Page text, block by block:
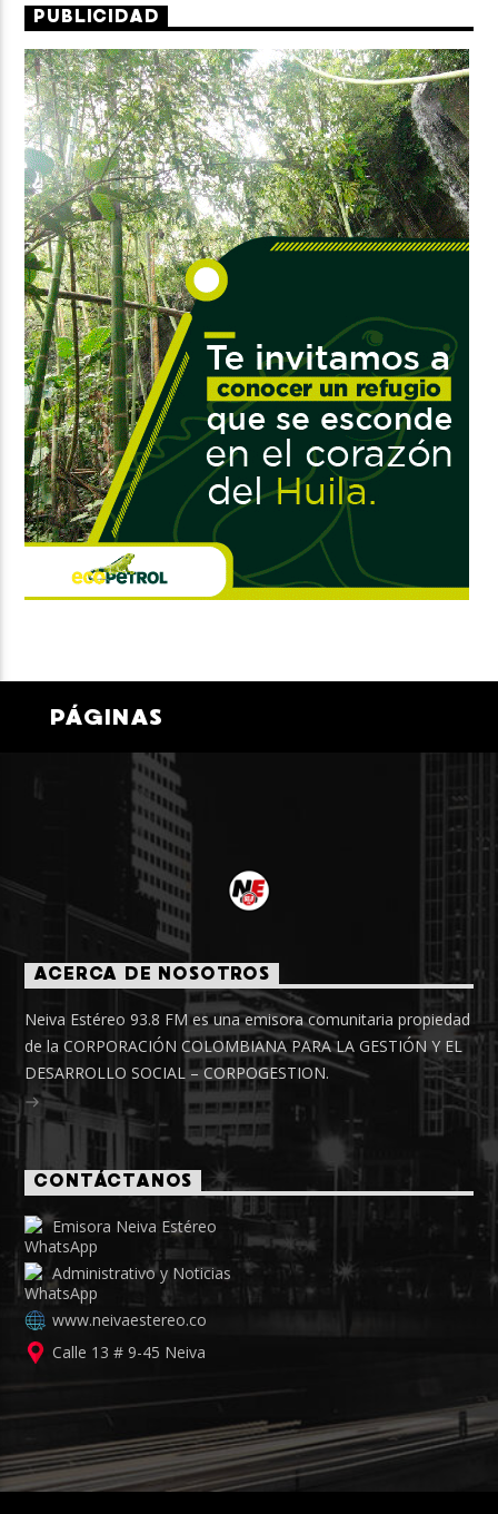
PUBLICIDAD
PÁGINAS
ACERCA DE NOSOTROS
Neiva Estéreo 93.8 FM es una emisora comunitaria propiedad
de la CORPORACIÓN COLOMBIANA PARA LA GESTIÓN Y EL
DESARROLLO SOCIAL – CORPOGESTION.
CONTÁCTANOS
Emisora Neiva Estéreo
Administrativo y Noticias
www.neivaestereo.co
Calle 13 # 9-45 Neiva